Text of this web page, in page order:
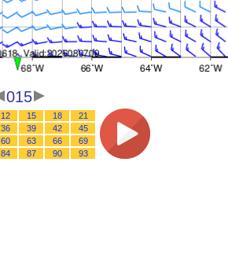
015
12 15 18
21
36 39 42
45
60 63 66
69
84 87 90 93